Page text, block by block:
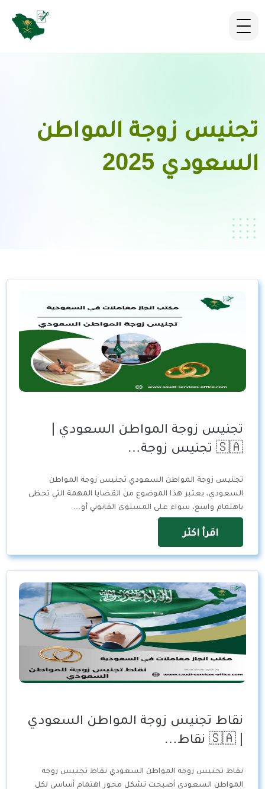
تجنيس زوجة المواطن
السعودي 2025
تجنيس زوجة المواطن السعودي |
🇸🇦 تجنيس زوجة…
تجنيس زوجة المواطن السعودي تجنيس زوجة المواطن
السعودي، يعتبر هذا الموضوع من القضايا المهمة التي تحظى
باهتمام واسع، سواء على المستوى القانوني أو…
اقرأ اكثر
نقاط تجنيس زوجة المواطن السعودي
| 🇸🇦 نقاط…
نقاط تجنيس زوجة المواطن السعودي نقاط تجنيس زوجة
المواطن السعودي أصبحت تشكل محور اهتمام أساسي لكل